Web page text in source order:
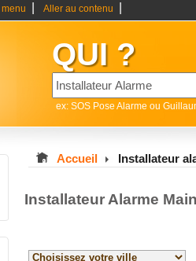
Aller au contenu
QUI ?
ex: SOS Pose Alarme ou
Accueil Installateur
Installateur Alarme